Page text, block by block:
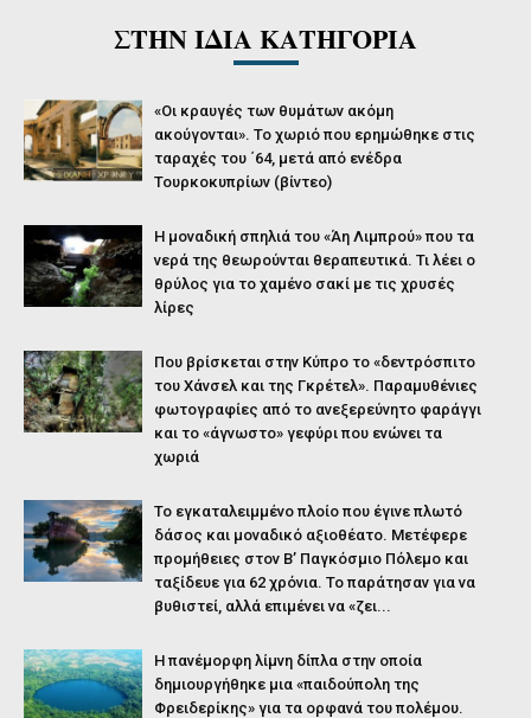
ΣΤΗΝ ΙΔΙΑ ΚΑΤΗΓΟΡΙΑ
«Οι κραυγές των θυμάτων ακόμη
ακούγονται». Το χωριό που ερημώθηκε στις
ταραχές του ΄64, μετά από ενέδρα
Τουρκοκυπρίων (βίντεο)
Η μοναδική σπηλιά του «Άη Λιμπρού» που τα
νερά της θεωρούνται θεραπευτικά. Τι λέει ο
θρύλος για το χαμένο σακί με τις χρυσές
λίρες
Που βρίσκεται στην Κύπρο το «δεντρόσπιτο
του Χάνσελ και της Γκρέτελ». Παραμυθένιες
φωτογραφίες από το ανεξερεύνητο φαράγγι
και το «άγνωστο» γεφύρι που ενώνει τα
χωριά
Το εγκαταλειμμένο πλοίο που έγινε πλωτό
δάσος και μοναδικό αξιοθέατο. Μετέφερε
προμήθειες στον Β’ Παγκόσμιο Πόλεμο και
ταξίδευε για 62 χρόνια. Το παράτησαν για να
βυθιστεί, αλλά επιμένει να «ζει...
Η πανέμορφη λίμνη δίπλα στην οποία
δημιουργήθηκε μια «παιδούπολη της
Φρειδερίκης» για τα ορφανά του πολέμου.